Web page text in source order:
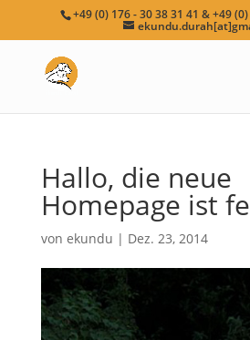
+49 (0) 176 - 30 38 31 41 & +49
Hallo, die neue
Homepage ist
von ekundu | Dez. 23, 2014